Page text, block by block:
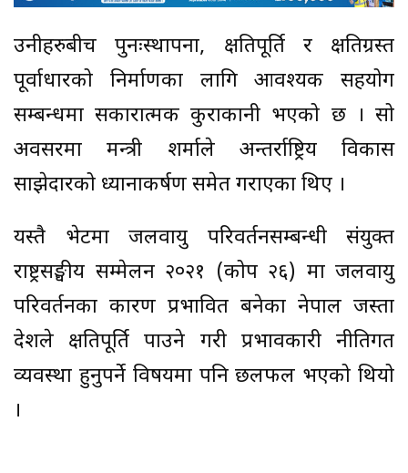
उनीहरुबीच पुनःस्थापना, क्षतिपूर्ति र क्षतिग्रस्त
पूर्वाधारको निर्माणका लागि आवश्यक सहयोग
सम्बन्धमा सकारात्मक कुराकानी भएको छ । सो
अवसरमा मन्त्री शर्माले अन्तर्राष्ट्रिय विकास
साझेदारको ध्यानाकर्षण समेत गराएका थिए ।
यस्तै भेटमा जलवायु परिवर्तनसम्बन्धी संयुक्त
राष्ट्रसङ्घीय सम्मेलन २०२१ (कोप २६) मा जलवायु
परिवर्तनका कारण प्रभावित बनेका नेपाल जस्ता
देशले क्षतिपूर्ति पाउने गरी प्रभावकारी नीतिगत
व्यवस्था हुनुपर्ने विषयमा पनि छलफल भएको थियो
।